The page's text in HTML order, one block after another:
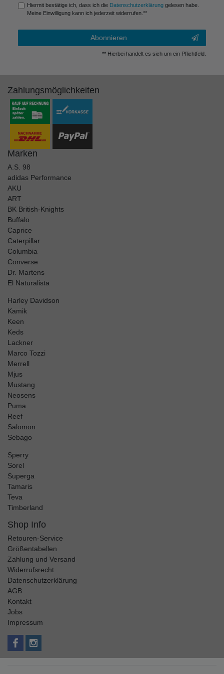
Hiermit bestätige ich, dass ich die Daten­schutz­erklärunggelesen habe.
Meine Einwilligung kann ich jederzeit widerrufen.**
Abonnieren
** Hierbei handelt es sich um ein Pflichtfeld.
Zahlungsmöglichkeiten
Marken
A.S. 98
adidas Performance
AKU
ART
BK British-Knights
Buffalo
Caprice
Caterpillar
Columbia
Converse
Dr. Martens
El Naturalista
Harley Davidson
Kamik
Keen
Keds
Lackner
Marco Tozzi
Merrell
Mjus
Mustang
Neosens
Puma
Reef
Salomon
Sebago
Sperry
Sorel
Superga
Tamaris
Teva
Timberland
Shop Info
Retouren-Service
Größentabellen
Zahlung und Versand
Widerrufsrecht
Datenschutzerklärung
AGB
Kontakt
Jobs
Impressum